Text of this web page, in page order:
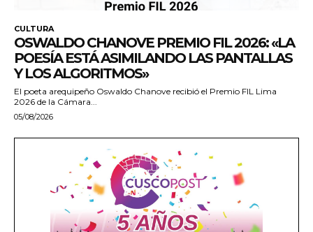
CULTURA
OSWALDO CHANOVE PREMIO FIL 2026: «LA
POESÍA ESTÁ ASIMILANDO LAS PANTALLAS
Y LOS ALGORITMOS»
El poeta arequipeño Oswaldo Chanove recibió el Premio FIL Lima
2026 de la Cámara...
05/08/2026